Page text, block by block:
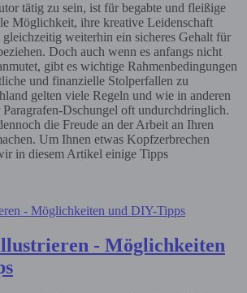
tätig zu sein, ist für begabte und fleißige
Möglichkeit, ihre kreative Leidenschaft
gleichzeitig weiterhin ein sicheres Gehalt für
Doch auch wenn es anfangs nicht
gibt es wichtige Rahmenbedingungen
und finanzielle Stolperfallen zu
gelten viele Regeln und wie in anderen
Dschungel oft undurchdringlich.
die Freude an der Arbeit an Ihren
Um Ihnen etwas Kopfzerbrechen
in diesem Artikel einige Tipps
- Möglichkeiten